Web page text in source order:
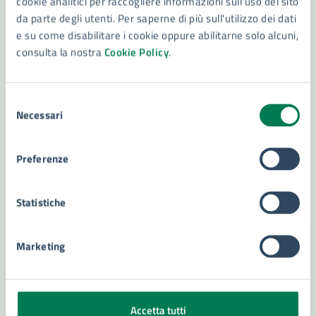
da parte degli utenti. Per saperne di più sull'utilizzo dei dati
e su come disabilitare i cookie oppure abilitarne solo alcuni,
consulta la nostraCookie Policy.
delNecessari
Preferenze
Statistiche
Marketing
Accetta tutti
COMUNICATI 22/02/24
Consiglio comunale, sì a prevenzione incendi e
Ha giurato Luigi Cavarra, entra nel gruppo
Autonomisti Siracusa